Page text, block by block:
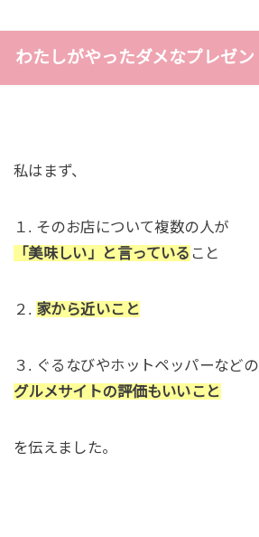
わたしがやったダメなプレゼン
私はまず、
１. そのお店について複数の人が
「美味しい」と言っている こと
２. 家から近いこと
３. ぐるなびやホットペッパーなどの
グルメサイトの評価もいいこと
を伝えました。